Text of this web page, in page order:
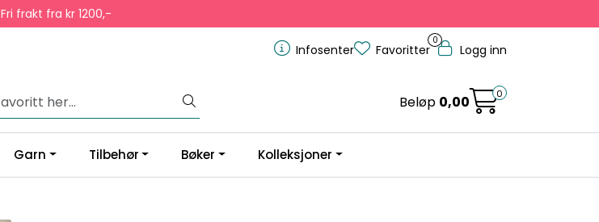
Fri frakt fra kr 1200,-
Infosenter
0
Favoritter Logg inn
Beløp 0,00 0
Garn Tilbehør Bøker Kolleksjoner